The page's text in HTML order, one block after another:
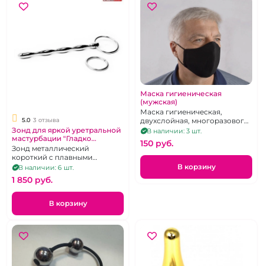
5.0 3 отзыва
Зонд для яркой уретральной
мастурбации "Гладко
стелишь - Жестко спать"
металл 13 см
Зонд металлический
короткий с плавными
переходамии с двумя
В наличии: 6 шт.
1 850 pуб.
В корзину
Маска гигиеническая
(мужская)
Маска гигиеническая,
двухслойная, многоразового
применения. Мужская. 100%
В наличии: 3 шт.
150 pуб.
В корзину